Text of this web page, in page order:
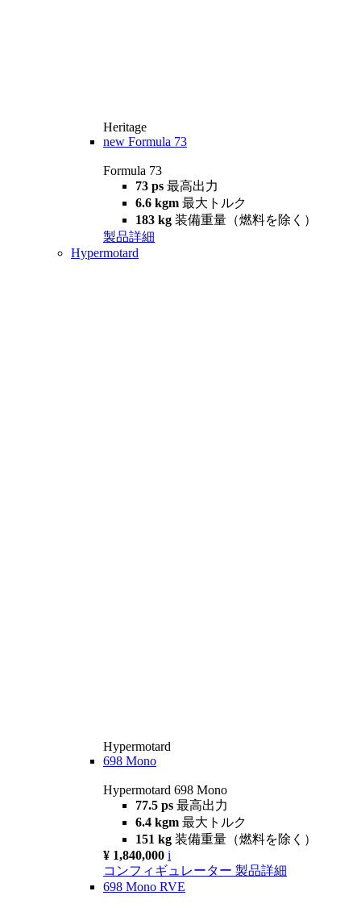
Heritage
new Formula 73
Formula 73
73 ps 最高出力
6.6 kgm 最大トルク
183 kg 装備重量（燃料を除く）
製品詳細
Hypermotard
Hypermotard
698 Mono
Hypermotard 698 Mono
77.5 ps 最高出力
6.4 kgm 最大トルク
151 kg 装備重量（燃料を除く）
¥ 1,840,000 i
コンフィギュレーター 製品詳細
698 Mono RVE